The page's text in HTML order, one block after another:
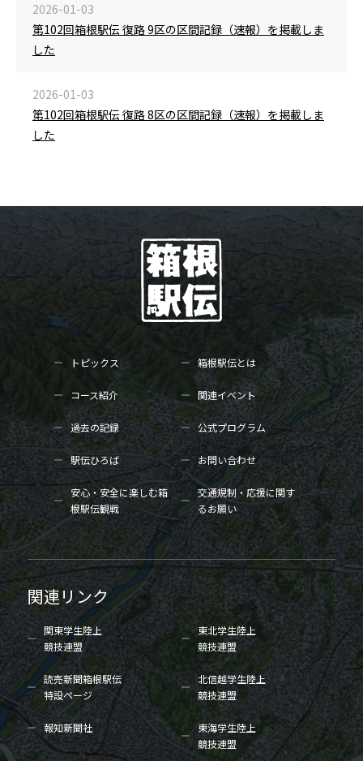
2026-01-03
第102回箱根駅伝 復路 9区の区間記録（速報）を掲載しま
した
2026-01-03
第102回箱根駅伝 復路 8区の区間記録（速報）を掲載しま
した
トピックス 箱根駅伝とは
コース紹介 関連イベント
過去の記録 公式プログラム
駅伝ひろば お問い合わせ
安心・安全に楽しむ箱
根駅伝観戦
交通規制・応援に関す
るお願い
関連リンク
関東学生陸上
競技連盟
東北学生陸上
競技連盟
読売新聞箱根駅伝
特設ページ
北信越学生陸上
競技連盟
報知新聞社
東海学生陸上
競技連盟